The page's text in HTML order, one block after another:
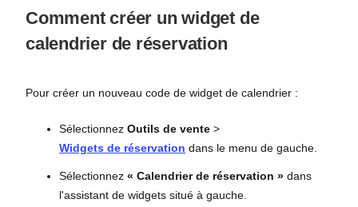
Comment créer un widget de
calendrier de réservation
Pour créer un nouveau code de widget de calendrier :
Sélectionnez Outils de vente >
Widgets de réservation dans le menu de gauche.
Sélectionnez « Calendrier de réservation » dans
l'assistant de widgets situé à gauche.